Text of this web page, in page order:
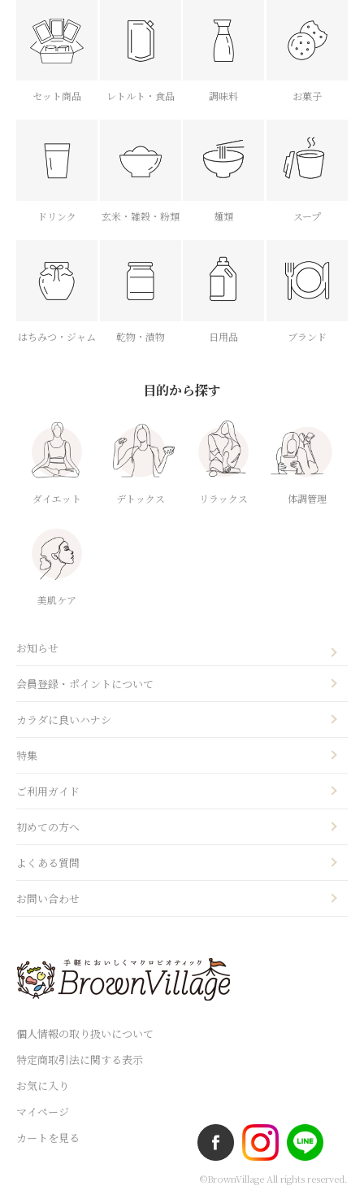
セット商品 レトルト・食品 調味料 お菓子
ドリンク 玄米・雑穀・粉類 麺類 スープ
はちみつ・ジャム 乾物・漬物 日用品 ブランド
目的から探す
ダイエット デトックス リラックス 体調管理
美肌ケア
個人情報の取り扱いについて
特定商取引法に関する表示
お気に入り
マイページ
カートを見る
©BrownVillage All rights reserved.
お知らせ
会員登録・ポイントについて
カラダに良いハナシ
特集
ご利用ガイド
初めての方へ
よくある質問
お問い合わせ